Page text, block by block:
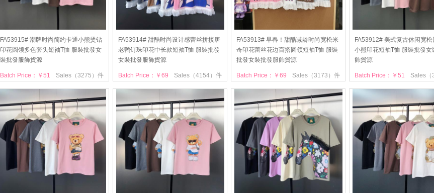
FA53915# 潮牌时尚简约卡通小熊烫钻
印花圆领多色套头短袖T恤 服裝批發女
裝批發服飾貨源
Sales（3275）件
Batch Price：￥51
FA53914# 甜酷时尚设计感蕾丝拼接唐
老鸭钉珠印花中长款短袖T恤 服裝批發
女裝批發服飾貨源
Sales（4154）件
Batch Price：￥69
FA53913# 早春！甜酷减龄时尚宽松米
奇印花蕾丝花边百搭圆领短袖T恤 服裝
批發女裝批發服飾貨源
Sales（3173）件
Batch Price：￥69
FA53912# 美式复古休闲宽
小熊印花短袖T恤 服裝批發女
飾貨源
Sales（
Batch Price：￥51